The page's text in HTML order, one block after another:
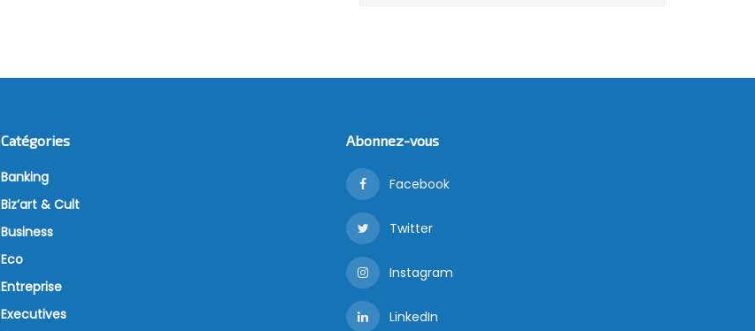
Catégories
Banking
Biz’art & Cult
Business
Eco
Entreprise
Executives
Abonnez-vous
Facebook
Twitter
Instagram
LinkedIn